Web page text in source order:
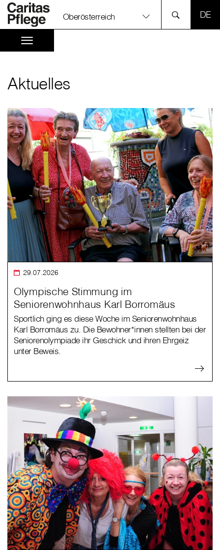
Oberösterreich
Aktuelles
29.07.2026
Olympische Stimmung im
Seniorenwohnhaus Karl Borromäus
Sportlich ging es diese Woche im Seniorenwohnhaus
Karl Borromäus zu. Die Bewohner*innen stellten bei der
Seniorenolympiade ihr Geschick und ihren Ehrgeiz
unter Beweis.